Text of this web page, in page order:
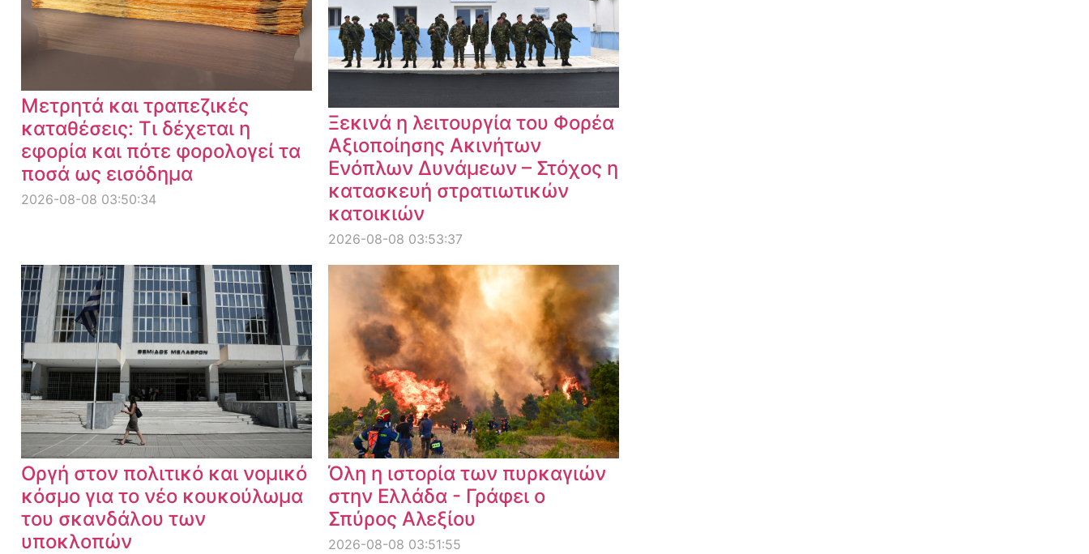
Μετρητά και τραπεζικές
καταθέσεις: Τι δέχεται η
εφορία και πότε φορολογεί τα
ποσά ως εισόδημα
2026-08-08 03:50:34
Ξεκινά η λειτουργία του Φορέα
Αξιοποίησης Ακινήτων
Ενόπλων Δυνάμεων – Στόχος η
κατασκευή στρατιωτικών
κατοικιών
2026-08-08 03:53:37
Οργή στον πολιτικό και νομικό
κόσμο για το νέο κουκούλωμα
του σκανδάλου των
υποκλοπών
Όλη η ιστορία των πυρκαγιών
στην Ελλάδα - Γράφει ο
Σπύρος Αλεξίου
2026-08-08 03:51:55